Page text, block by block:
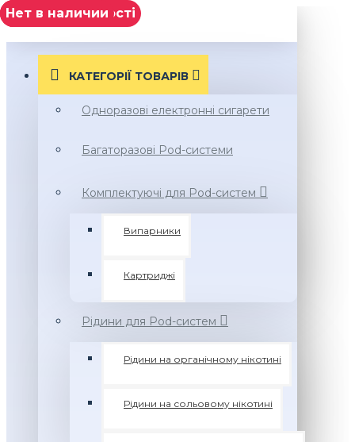
МЕНЮ
КАТЕГОРІЇ ТОВАРIВ
Одноразові електронні сигарети
Багаторазові Pod-системи
Комплектуючі для Pod-систем
Випарники
Картриджі
Рідини для Pod-систем
Рідини на органічному нікотині
Рідини на сольовому нікотині
Нет в наличии
Нет в наличии
немає в наявності
Нет в наличии